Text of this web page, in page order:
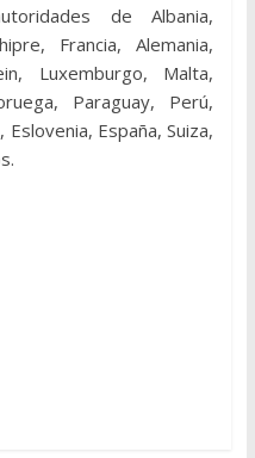
de Albania,
Francia, Alemania,
Luxemburgo, Malta,
Paraguay, Perú,
Eslovenia, España, Suiza,